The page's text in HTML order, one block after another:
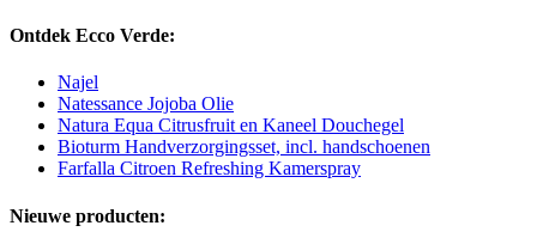
Ontdek Ecco Verde:
Najel
Natessance Jojoba Olie
Natura Equa Citrusfruit en Kaneel Douchegel
Bioturm Handverzorgingsset, incl. handschoenen
Farfalla Citroen Refreshing Kamerspray
Nieuwe producten: